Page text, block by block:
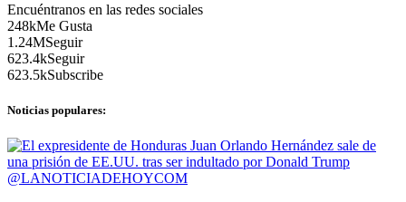
Encuéntranos en las redes sociales
248kMe Gusta
1.24MSeguir
623.4kSeguir
623.5kSubscribe
Noticias populares:
@LANOTICIADEHOYCOM